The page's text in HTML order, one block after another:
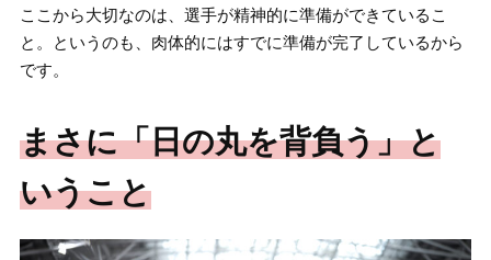
ここから大切なのは、選手が精神的に準備ができているこ
と。というのも、肉体的にはすでに準備が完了しているから
です。
まさに「日の丸を背負う」と
いうこと